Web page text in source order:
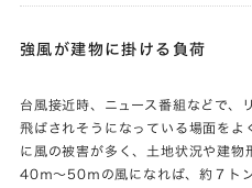
強風が建物に掛ける負荷
台風接近時、ニュース番組などで、
飛ばされそうになっている場面をよ
に風の被害が多く、土地状況や建
40ｍ～50ｍの風になれば、約７ト